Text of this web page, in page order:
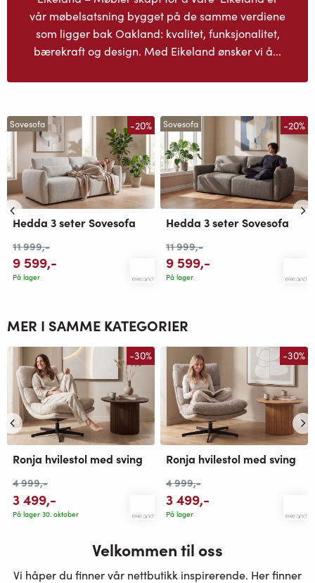
vår møbelsatsning bygget på de samme verdiene
som ligger bak Oakland: kvalitet, funksjonalitet,
bærekraft og design. Med Eikeland ønsker vi å...
Sovesofa -20%
Hedda 3 seter Sovesofa
11 999,-
9 599,-
På lager
Sovesofa -20%
Hedda 3 seter Sovesofa
11 999,-
9 599,-
På lager
MER I SAMME KATEGORIER
-30%
Ronja hvilestol med sving
4 999,-
3 499,-
På lager 30. oktober
-30%
Ronja hvilestol med sving
4 999,-
3 499,-
På lager
Velkommen til oss
Vi håper du finner vår nettbutikk inspirerende. Her finner